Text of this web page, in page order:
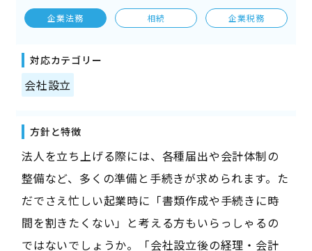
企業法務 相続 企業税務
対応カテゴリー
会社設立
方針と特徴
法人を立ち上げる際には、各種届出や会計体制の
整備など、多くの準備と手続きが求められます。た
だでさえ忙しい起業時に「書類作成や手続きに時
間を割きたくない」と考える方もいらっしゃるの
ではないでしょうか。「会社設立後の経理・会計